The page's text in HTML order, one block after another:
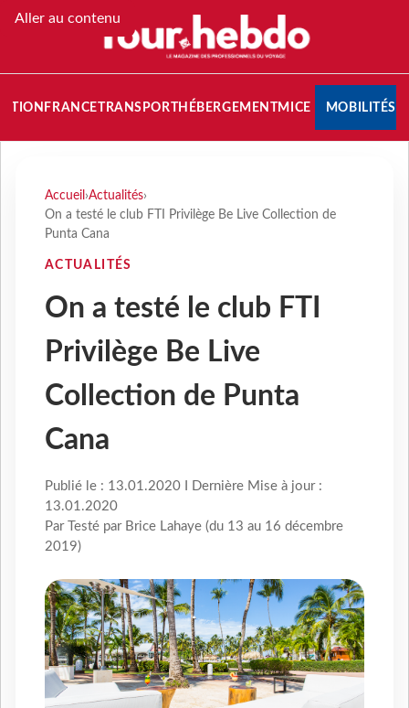
Aller au contenu
FRANCETRANSPORT HÉBERGEMENTMICE MOBILITÉS
Accueil ›Actualités›
On a testé le club FTI Privilège Be Live Collection de
Punta Cana
ACTUALITÉS
On a testé le club FTI
Privilège Be Live
Collection de Punta
Cana
Publié le : 13.01.2020 I Dernière Mise à jour :
13.01.2020
Par Testé par Brice Lahaye (du 13 au 16 décembre
2019)